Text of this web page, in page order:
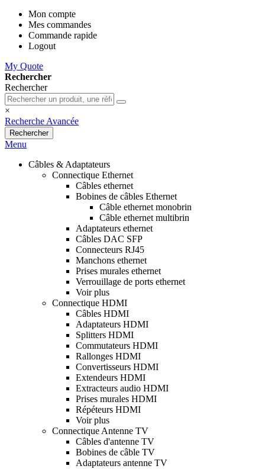
Mon compte
Mes commandes
Commande rapide
Logout
My Quote
Rechercher
Rechercher
×
Recherche Avancée
Rechercher
Menu
Câbles & Adaptateurs
Connectique Ethernet
Câbles ethernet
Bobines de câbles Ethernet
Câble ethernet monobrin
Câble ethernet multibrin
Adaptateurs ethernet
Câbles DAC SFP
Connecteurs RJ45
Manchons ethernet
Prises murales ethernet
Verrouillage de ports ethernet
Voir plus
Connectique HDMI
Câbles HDMI
Adaptateurs HDMI
Splitters HDMI
Commutateurs HDMI
Rallonges HDMI
Convertisseurs HDMI
Extendeurs HDMI
Extracteurs audio HDMI
Prises murales HDMI
Répéteurs HDMI
Voir plus
Connectique Antenne TV
Câbles d'antenne TV
Bobines de câble TV
Adaptateurs antenne TV